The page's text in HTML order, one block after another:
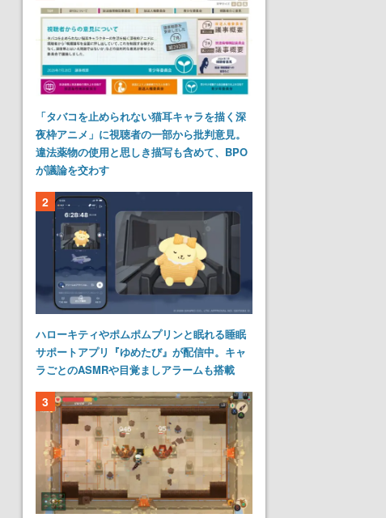
「タバコを止められない猫耳キャラを描く深
夜枠アニメ」に視聴者の一部から批判意見。
違法薬物の使用と思しき描写も含めて、BPO
が議論を交わす
2
ハローキティやポムポムプリンと眠れる睡眠
サポートアプリ『ゆめたび』が配信中。キャ
ラごとのASMRや目覚ましアラームも搭載
3